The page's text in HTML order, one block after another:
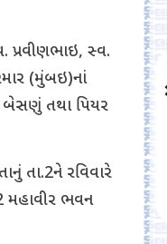
પ્રવીણભાઇ, સ્વ.
(મુંબઇ)નાં
તથા પિયર
તા.2ને રવિવારે
મહાવીર ભવન